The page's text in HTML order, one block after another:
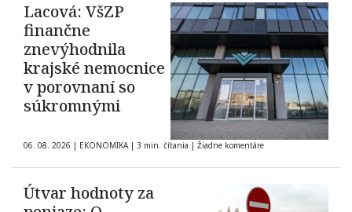
Lacová: VšZP
finančne
znevýhodnila
krajské nemocnice
v porovnaní so
súkromnými
06. 08. 2026 | EKONOMIKA | 3 min. čítania | Žiadne komentáre
Útvar hodnoty za